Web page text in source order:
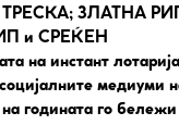
ЗЛАТНА
и СРЕЌЕН
на инстант
медиуми
годината го бележи